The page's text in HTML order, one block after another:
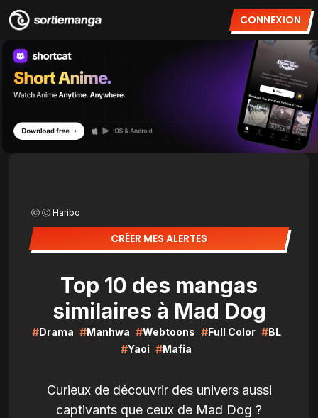
CONNEXION
ⓒ ⓒ Haribo
CRÉER MES ALERTES
Top 10 des mangas
similaires à Mad Dog
#Drama #Manhwa #Webtoons #Full Color #BL
#Yaoi #Mafia
Curieux de découvrir des univers aussi
captivants que ceux de Mad Dog ?